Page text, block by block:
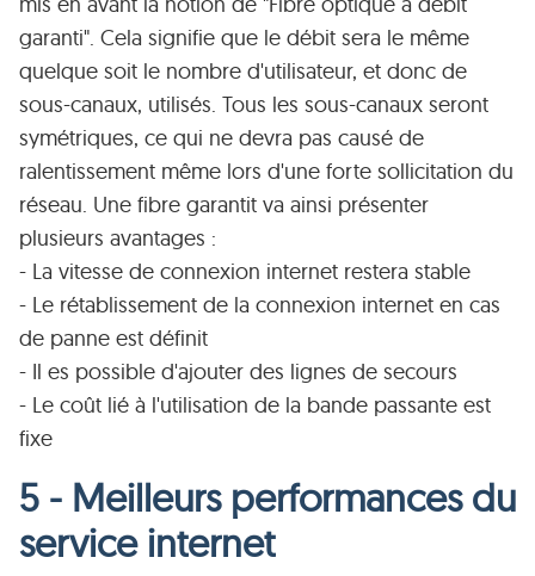
garanti". Cela signifie que le débit sera le même
quelque soit le nombre d'utilisateur, et donc de
sous-canaux, utilisés. Tous les sous-canaux seront
symétriques, ce qui ne devra pas causé de
ralentissement même lors d'une forte sollicitation du
réseau. Une fibre garantit va ainsi présenter
plusieurs avantages :
- La vitesse de connexion internet restera stable
- Le rétablissement de la connexion internet en cas
de panne est définit
- Il es possible d'ajouter des lignes de secours
- Le coût lié à l'utilisation de la bande passante est
fixe
5 - Meilleurs performances du
service internet